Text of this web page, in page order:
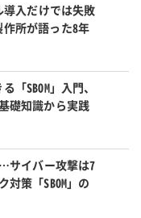
導入だけでは失敗
所が語った8年
「SBOM」入門、
礎知識から実践
サイバー攻撃は7
策「SBOM」の